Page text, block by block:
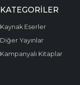
KATEGORILER
Kaynak Eserler
Diğer Yayınlar
Kampanyalı Kitaplar